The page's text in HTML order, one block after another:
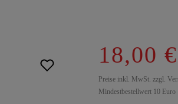
18,00 €
Preise inkl. MwSt. zzgl.
Mindestbestellwert 10 Euro